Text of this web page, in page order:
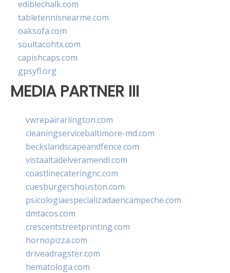
ediblechalk.com
tabletennisnearme.com
oaksofa.com
soultacohtx.com
capishcaps.com
gpsyfl.org
MEDIA PARTNER III
vwrepairarlington.com
cleaningservicebaltimore-md.com
beckslandscapeandfence.com
vistaaltadelveramendi.com
coastlinecateringnc.com
cuesburgershouston.com
psicologiaespecializadaencampeche.com
dmtacos.com
crescentstreetprinting.com
hornopizza.com
driveadragster.com
hematologa.com